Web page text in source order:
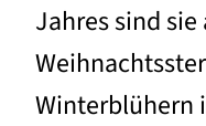
Jahres sind
Winterblühern